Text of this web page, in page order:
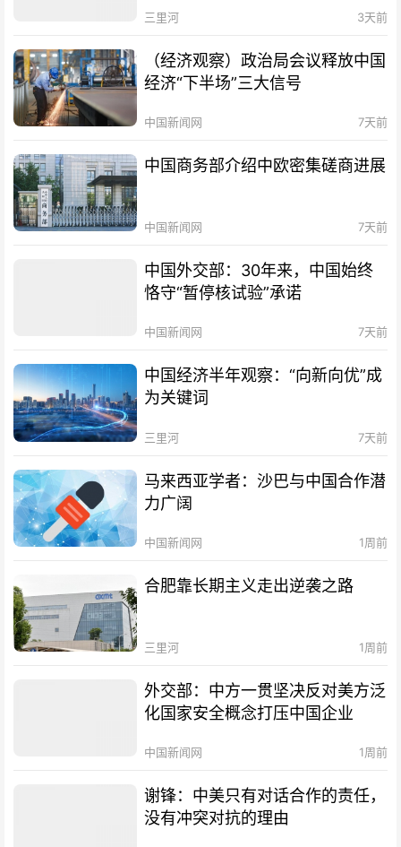
三里河 3天前
（经济观察）政治局会议释放中国
经济“下半场”三大信号
中国新闻网 7天前
中国商务部介绍中欧密集磋商进展
中国新闻网 7天前
中国外交部：30年来，中国始终
恪守“暂停核试验”承诺
中国新闻网 7天前
中国经济半年观察：“向新向优”成
为关键词
三里河 7天前
马来西亚学者：沙巴与中国合作潜
力广阔
中国新闻网 1周前
合肥靠长期主义走出逆袭之路
三里河 1周前
外交部：中方一贯坚决反对美方泛
化国家安全概念打压中国企业
中国新闻网 1周前
谢锋：中美只有对话合作的责任，
没有冲突对抗的理由